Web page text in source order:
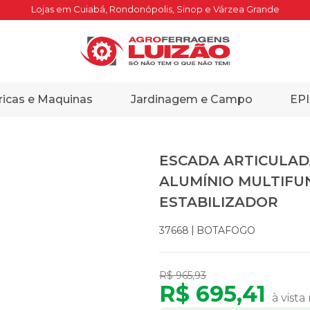
Lojas em Cuiabá, Rondonópolis, Sinop e Várzea Grande
e Maquinas Jardinagem e Campo
ESCADA
ALUMÍNIO
ESTABILIZADOR
37668 BOTAFOGO
R$ 965,93
R$ 695,41 à vista